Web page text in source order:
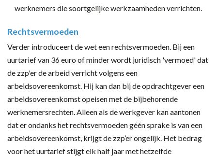
werknemers die soortgelijke werkzaamheden verrichten.
Rechtsvermoeden
Verder introduceert de wet een rechtsvermoeden. Bij een
uurtarief van 36 euro of minder wordt juridisch 'vermoed' dat
de zzp'er de arbeid verricht volgens een
arbeidsovereenkomst. Hij kan dan bij de opdrachtgever een
arbeidsovereenkomst opeisen met de bijbehorende
werknemersrechten. Alleen als de werkgever kan aantonen
dat er ondanks het rechtsvermoeden géén sprake is van een
arbeidsovereenkomst, krijgt de zzp’er ongelijk. Het bedrag
voor het uurtarief stijgt elk half jaar met hetzelfde